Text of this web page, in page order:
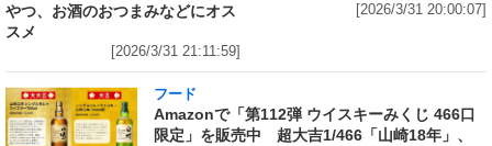
やつ、お酒のおつまみなどにオス
スメ
[2026/3/31 21:11:59]
[2026/3/31 20:00:07]
フード
Amazonで「第112弾 ウイスキーみくじ 466口
限定」を販売中 超大吉1/466「山崎18年」、